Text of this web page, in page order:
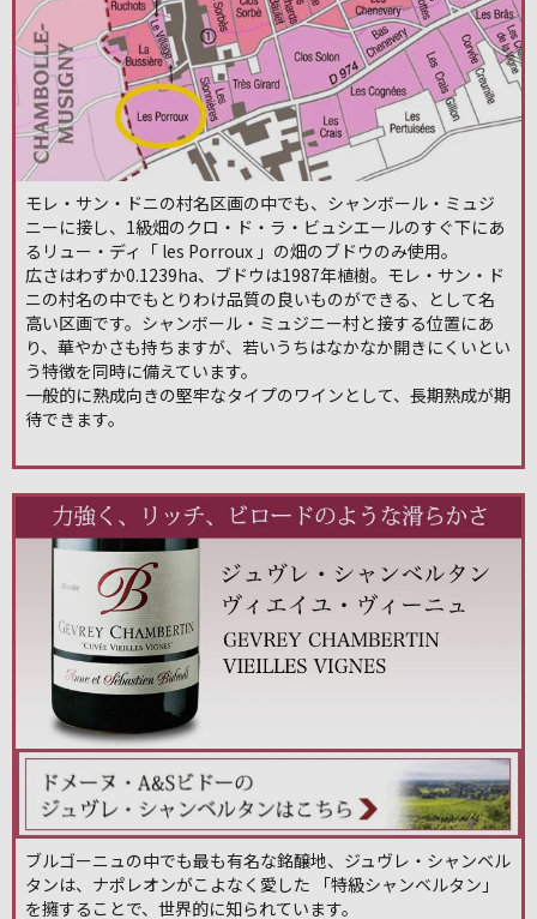
モレ・サン・ドニの村名区画の中でも、シャンボール・ミュジ
ニーに接し、1級畑のクロ・ド・ラ・ビュシエールのすぐ下にあ
るリュー・ディ「 les Porroux 」の畑のブドウのみ使用。
広さはわずか0.1239ha、ブドウは1987年植樹。モレ・サン・ド
ニの村名の中でもとりわけ品質の良いものができる、として名
高い区画です。シャンボール・ミュジニー村と接する位置にあ
り、華やかさも持ちますが、若いうちはなかなか開きにくいとい
う特徴を同時に備えています。
一般的に熟成向きの堅牢なタイプのワインとして、長期熟成が期
待できます。
ブルゴーニュの中でも最も有名な銘醸地、ジュヴレ・シャンベル
タンは、ナポレオンがこよなく愛した 「特級シャンベルタン」
を擁することで、世界的に知られています。